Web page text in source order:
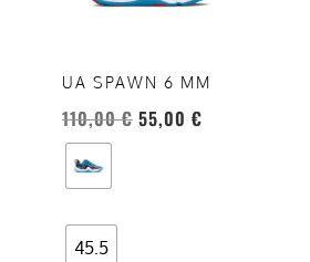
UA SPAWN 6 MM
110,00€ 55,00 €
45.5
opzioni
essere
scelte
nella
del